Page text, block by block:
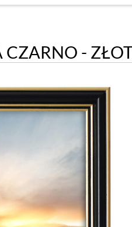
-